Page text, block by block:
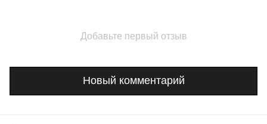
Добавьте первый отзыв
Новый комментарий